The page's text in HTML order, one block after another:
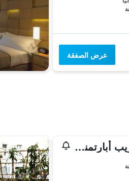
عرض الصفقة
ستارز أوف زاجريب أبارتمنتس